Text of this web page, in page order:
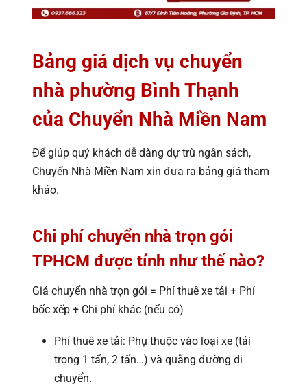
Bảng giá dịch vụ chuyển
nhà phường Bình Thạnh
của Chuyển Nhà Miền Nam
Để giúp quý khách dễ dàng dự trù ngân sách,
Chuyển Nhà Miền Nam xin đưa ra bảng giá tham
khảo.
Chi phí chuyển nhà trọn gói
TPHCM được tính như thế nào?
Giá chuyển nhà trọn gói = Phí thuê xe tải + Phí
bốc xếp + Chi phí khác (nếu có)
Phí thuê xe tải: Phụ thuộc vào loại xe (tải
trọng 1 tấn, 2 tấn…) và quãng đường di
chuyển.